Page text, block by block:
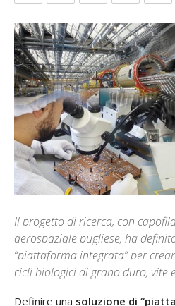
Il progetto di ricerca, con
aerospaziale pugliese, ha
“piattaforma integrata” per
cicli biologici di grano duro, vite
Definire una soluzione di